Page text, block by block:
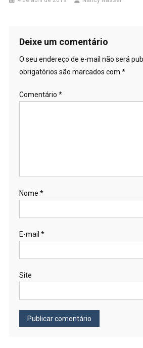
Deixe um comentário
O seu endereço de e-mail não será
obrigatórios são marcados com *
Comentário *
Nome *
E-mail *
Site